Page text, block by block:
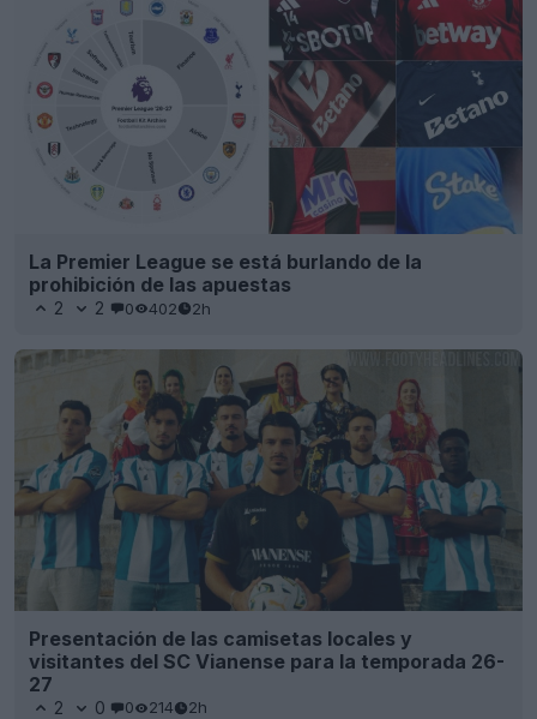
La Premier League se está burlando de la
prohibición de las apuestas
2 2 0 402 2h
Presentación de las camisetas locales y
visitantes del SC Vianense para la temporada 26-
27
2 0 0 214 2h